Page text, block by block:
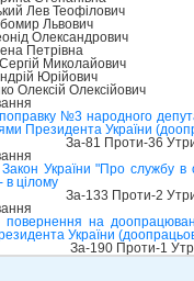
Лев Теофілович
Львович
Олександрович
Петрівна
Миколайович
Юрійович
Олексій Олексійович
№3 народного
Президента України
За-81 Проти-36
України "Про службу
цілому
За-133 Проти-2
повернення на
України
За-190 Проти-1